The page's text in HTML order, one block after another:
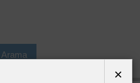
Arama
×